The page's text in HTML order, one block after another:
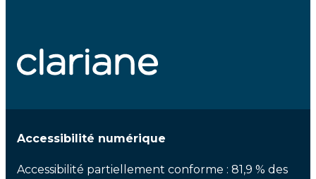
Accessibilité numérique
Accessibilité partiellement conforme : 81,9 % des